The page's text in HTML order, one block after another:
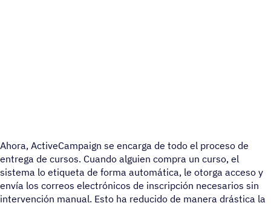
Ahora, ActiveCampaign se encarga de todo el proceso de
entrega de cursos. Cuando alguien compra un curso, el
sistema lo etiqueta de forma automática, le otorga acceso y
envía los correos electrónicos de inscripción necesarios sin
intervención manual. Esto ha reducido de manera drástica la